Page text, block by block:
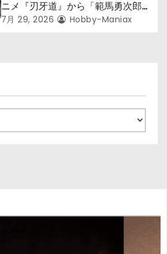
ニメ『刃牙道』から「範馬勇次郎」
が登場ッッ!!
7月 29, 2026 Hobby-Maniax